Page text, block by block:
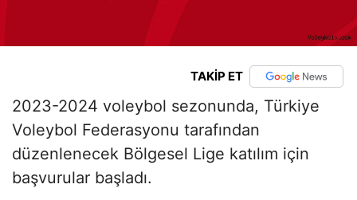
TAKİP ET
2023-2024 voleybol sezonunda, Türkiye
Voleybol Federasyonu tarafından
düzenlenecek Bölgesel Lige katılım için
başvurular başladı.